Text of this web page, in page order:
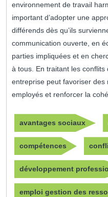
environnement de travail
important d’adopter une
différends dès qu’ils
communication ouverte, en
parties impliquées et en
à tous. En traitant les
entreprise peut favoriser
employés et renforcer la
avantages sociaux
compétences
développement
emploi gestion des